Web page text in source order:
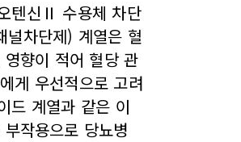
텐신Ⅱ 수용체 차단
널차단제) 계열은 혈
향이 적어 혈당 관
게 우선적으로 고려
드 계열과 같은 이
작용으로 당뇨병